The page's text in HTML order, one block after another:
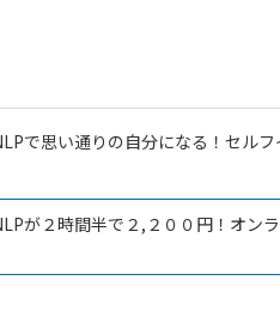
で思い通りの自分になる！セル
が２時間半で２,２００円！オン